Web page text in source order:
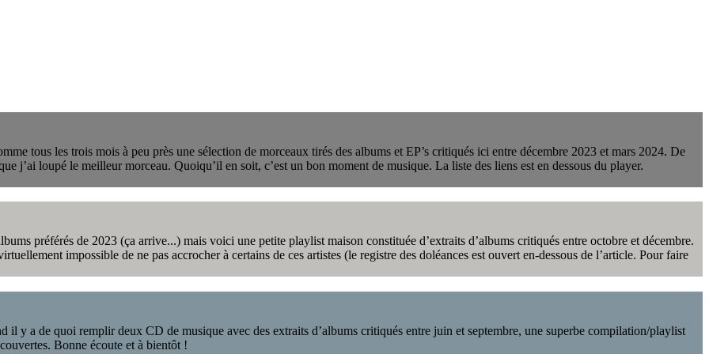
tous les trois mois à peu près une sélection de morceaux tirés des albums et EP’s critiqués ici entre décembre 2023 et mars 2024. De
j’ai loupé le meilleur morceau. Quoiqu’il en soit, c’est un bon moment de musique. La liste des liens est en dessous du player.
préférés de 2023 (ça arrive...) mais voici une petite playlist maison constituée d’extraits d’albums critiqués entre octobre et décembre.
impossible de ne pas accrocher à certains de ces artistes (le registre des doléances est ouvert en-dessous de l’article. Pour faire
il y a de quoi remplir deux CD de musique avec des extraits d’albums critiqués entre juin et septembre, une superbe compilation/playlist
Bonne écoute et à bientôt !